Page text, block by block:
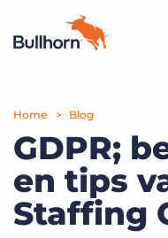
Producten
Prijzen
Kennisbank
Home Blog
GDPR;
en tips
Staffing